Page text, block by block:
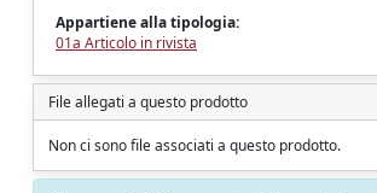
Appartiene alla tipologia:
01a Articolo in rivista
File allegati a questo prodotto
Non ci sono file associati a questo prodotto.